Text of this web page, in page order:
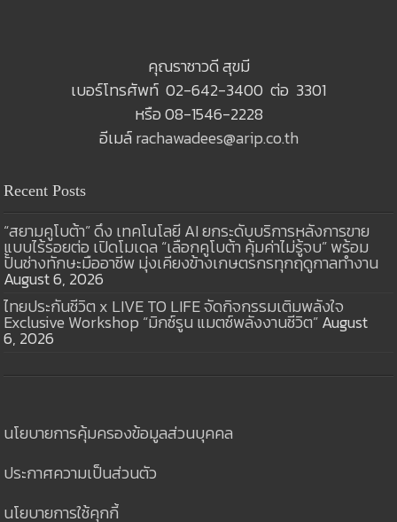
คุณราชาวดี สุขมี
เบอร์โทรศัพท์ 02-642-3400 ต่อ 3301
หรือ 08-1546-2228
อีเมล์rachawadees@arip.co.th
Recent Posts
“สยามคูโบต้า” ดึง เทคโนโลยี AI ยกระดับบริการหลังการขาย
แบบไร้รอยต่อ เปิดโมเดล “เลือกคูโบต้า คุ้มค่าไม่รู้จบ” พร้อม
ปั้นช่างทักษะมืออาชีพ มุ่งเคียงข้างเกษตรกรทุกฤดูกาลทำงาน
August 6, 2026
ไทยประกันชีวิต x LIVE TO LIFE จัดกิจกรรมเติมพลังใจ
Exclusive Workshop “มิกซ์รูน แมตช์พลังงานชีวิต”August
6, 2026
นโยบายการคุ้มครองข้อมูลส่วนบุคคล
ประกาศความเป็นส่วนตัว
นโยบายการใช้คุกกี้